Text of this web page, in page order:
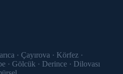
· Çayırova · Körfez ·
· Gölcük · Derince · Dilovası